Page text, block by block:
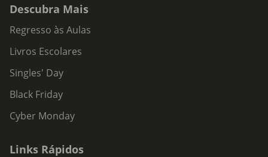
Descubra Mais
Regresso às Aulas
Livros Escolares
Singles' Day
Black Friday
Cyber Monday
Links Rápidos